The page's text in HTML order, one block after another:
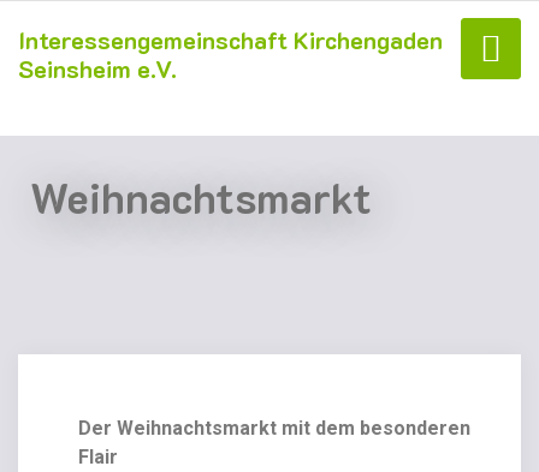
Interessengemeinschaft Kirchengaden
Seinsheim e.V.
Weihnachtsmarkt
Der Weihnachtsmarkt mit dem besonderen
Flair